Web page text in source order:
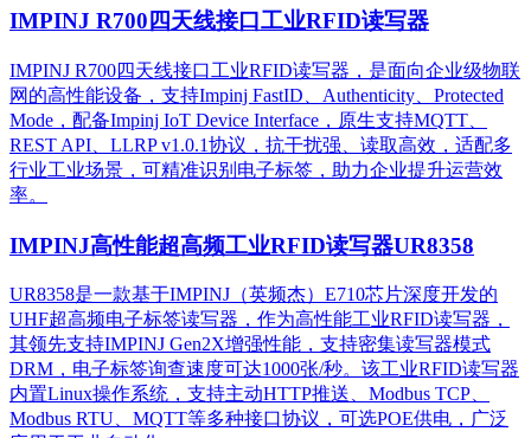
IMPINJ R700四天线接口工业RFID读写器
IMPINJ R700四天线接口工业RFID读写器，是面向企业级物联
网的高性能设备，支持Impinj FastID、Authenticity、Protected
Mode，配备Impinj IoT Device Interface，原生支持MQTT、
REST API、LLRP v1.0.1协议，抗干扰强、读取高效，适配多
行业工业场景，可精准识别电子标签，助力企业提升运营效
率。
IMPINJ高性能超高频工业RFID读写器UR8358
UR8358是一款基于IMPINJ（英频杰）E710芯片深度开发的
UHF超高频电子标签读写器，作为高性能工业RFID读写器，
其领先支持IMPINJ Gen2X增强性能，支持密集读写器模式
DRM，电子标签询查速度可达1000张/秒。该工业RFID读写器
内置Linux操作系统，支持主动HTTP推送、Modbus TCP、
Modbus RTU、MQTT等多种接口协议，可选POE供电，广泛